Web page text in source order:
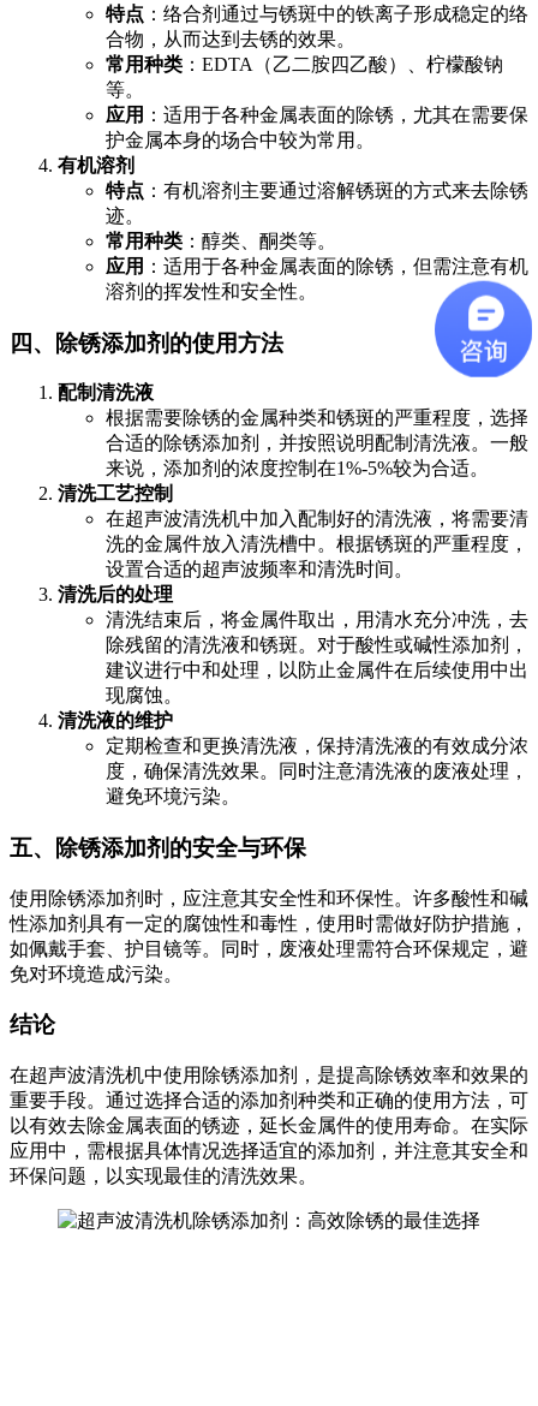
特点 ：络合剂通过与锈斑中的铁离子形成稳定的络
合物，从而达到去锈的效果。
常用种类 ：EDTA（乙二胺四乙酸）、柠檬酸钠
等。
应用 ：适用于各种金属表面的除锈，尤其在需要保
护金属本身的场合中较为常用。
有机溶剂
特点 ：有机溶剂主要通过溶解锈斑的方式来去除锈
迹。
常用种类 ：醇类、酮类等。
应用 ：适用于各种金属表面的除锈，但需注意有机
溶剂的挥发性和安全性。
四、除锈添加剂的使用方法
配制清洗液
根据需要除锈的金属种类和锈斑的严重程度，选择
合适的除锈添加剂，并按照说明配制清洗液。一般
来说，添加剂的浓度控制在1%-5%较为合适。
清洗工艺控制
在超声波清洗机中加入配制好的清洗液，将需要清
洗的金属件放入清洗槽中。根据锈斑的严重程度，
设置合适的超声波频率和清洗时间。
清洗后的处理
清洗结束后，将金属件取出，用清水充分冲洗，去
除残留的清洗液和锈斑。对于酸性或碱性添加剂，
建议进行中和处理，以防止金属件在后续使用中出
现腐蚀。
清洗液的维护
定期检查和更换清洗液，保持清洗液的有效成分浓
度，确保清洗效果。同时注意清洗液的废液处理，
避免环境污染。
五、除锈添加剂的安全与环保
使用除锈添加剂时，应注意其安全性和环保性。许多酸性和碱
性添加剂具有一定的腐蚀性和毒性，使用时需做好防护措施，
如佩戴手套、护目镜等。同时，废液处理需符合环保规定，避
免对环境造成污染。
结论
在超声波清洗机中使用除锈添加剂，是提高除锈效率和效果的
重要手段。通过选择合适的添加剂种类和正确的使用方法，可
以有效去除金属表面的锈迹，延长金属件的使用寿命。在实际
应用中，需根据具体情况选择适宜的添加剂，并注意其安全和
环保问题，以实现最佳的清洗效果。